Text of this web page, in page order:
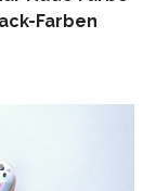
Farben